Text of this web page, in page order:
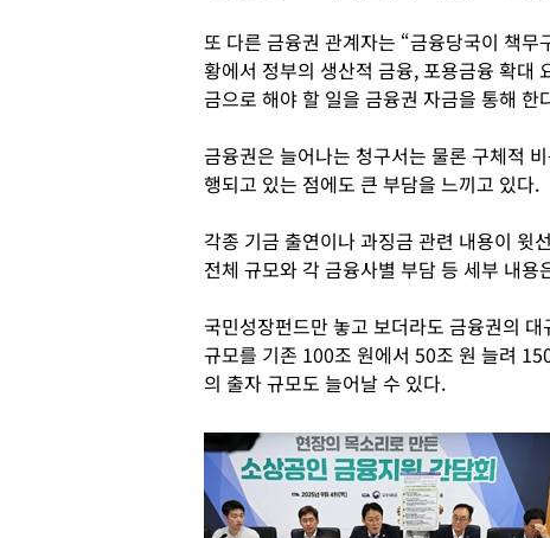
또 다른 금융권 관계자는 “금융당국이 책
황에서 정부의 생산적 금융, 포용금융 확대
금으로 해야 할 일을 금융권 자금을 통해
금융권은 늘어나는 청구서는 물론 구체적
행되고 있는 점에도 큰 부담을 느끼고 있다.
각종 기금 출연이나 과징금 관련 내용이 윗
전체 규모와 각 금융사별 부담 등 세부 내
국민성장펀드만 놓고 보더라도 금융권의
규모를 기존 100조 원에서 50조 원 늘려
의 출자 규모도 늘어날 수 있다.